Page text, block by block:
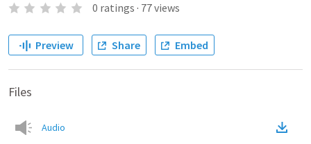
0 ratings · 77views
Preview Share Embed
Files
Audio